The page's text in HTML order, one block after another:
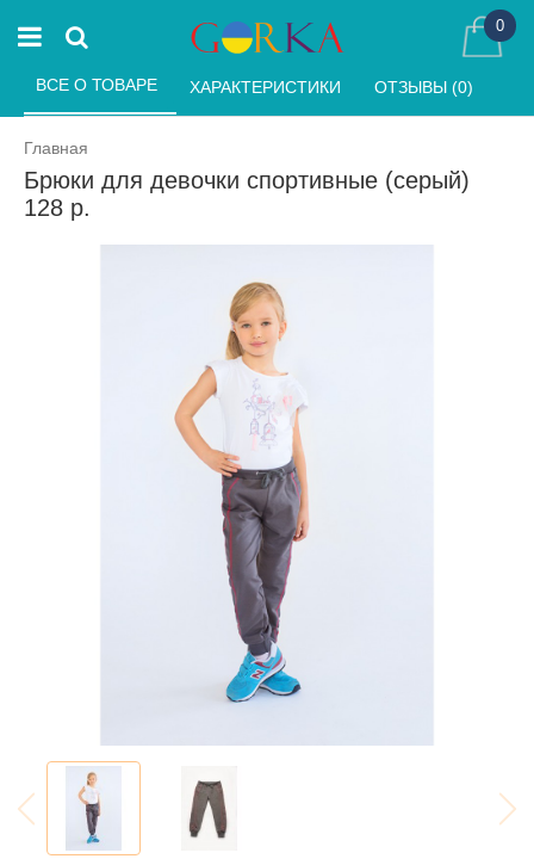
0
Главная
Брюки для девочки спортивные (серый)
128 р.
ВСЕ О ТОВАРЕ ХАРАКТЕРИСТИКИ ОТЗЫВЫ (0)